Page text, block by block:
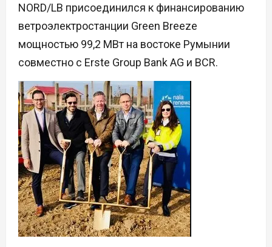
NORD/LB присоединился к финансированию
ветроэлектростанции Green Breeze
мощностью 99,2 МВт на востоке Румынии
совместно с Erste Group Bank AG и BCR.